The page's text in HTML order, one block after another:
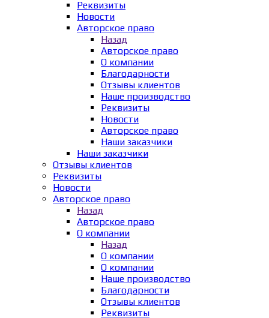
Реквизиты
Новости
Авторское право
Назад
Авторское право
О компании
Благодарности
Отзывы клиентов
Наше производство
Реквизиты
Новости
Авторское право
Наши заказчики
Наши заказчики
Отзывы клиентов
Реквизиты
Новости
Авторское право
Назад
Авторское право
О компании
Назад
О компании
О компании
Наше производство
Благодарности
Отзывы клиентов
Реквизиты